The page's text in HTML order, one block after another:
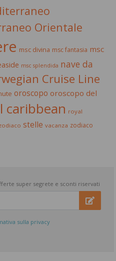
Orientale
msc divina msc fantasia msc
msc splendida nave da
Cruise Line
oroscopo oroscopo del
caribbean royal
stelle vacanza zodiaco
super segrete e sconti riservati
sulla privacy